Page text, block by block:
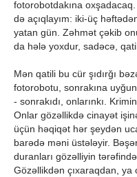
fotorobotdakına
də açıqlayım: iki-üç
yatan gün. Zəhmət çəkib
da hələ yoxdur, sadəcə,
Mən qatili bu cür şıdırğı
fotorobotu, sonrakına
- sonrakıdı, onlarınkı.
Onlar gözəllikdə cinayət
üçün həqiqət hər şeydən
barədə məni üstələyir.
duranları gözəlliyin
Gözəllikdən çıxaraqdan,